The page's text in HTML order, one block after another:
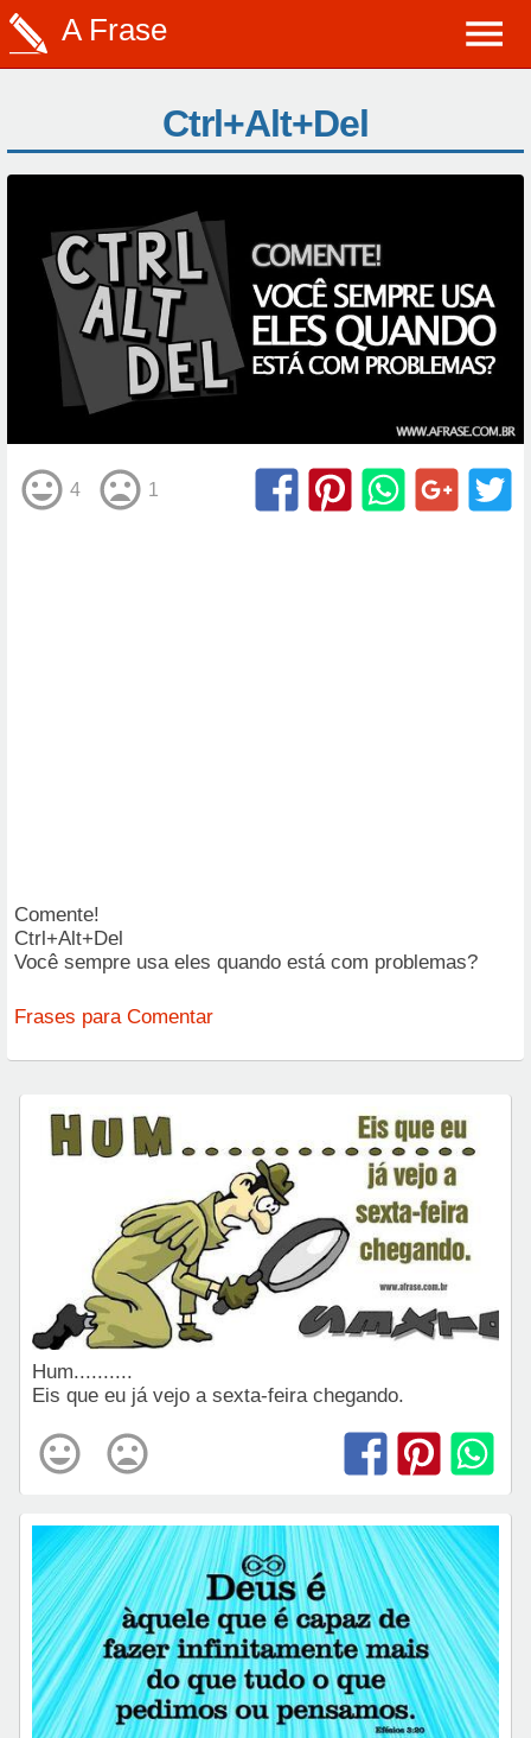
A Frase
Ctrl+Alt+Del
4 1
Comente!
Ctrl+Alt+Del
Você sempre usa eles quando está com problemas?
Frases para Comentar
Hum..........
Eis que eu já vejo a sexta-feira chegando.